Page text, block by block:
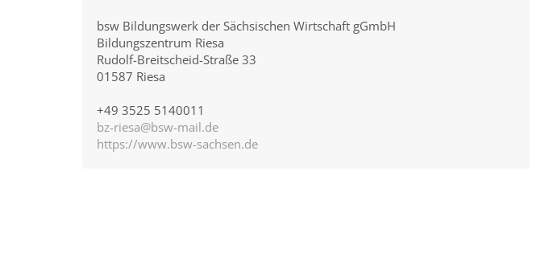
bsw Bildungswerk der Sächsischen Wirtschaft gGmbH
Bildungszentrum Riesa
Rudolf-Breitscheid-Straße 33
01587 Riesa
+49 3525 5140011
bz-riesa@bsw-mail.de
https://www.bsw-sachsen.de